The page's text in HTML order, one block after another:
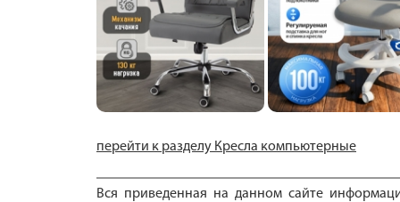
перейти к разделу Кресла компьютерные
Вся приведенная на данном сайте